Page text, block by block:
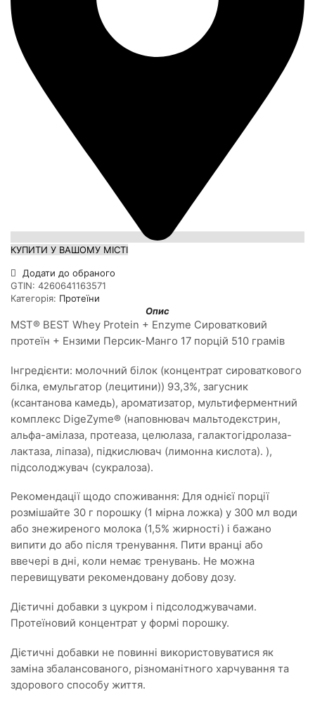
КУПИТИ У ВАШОМУ МІСТІ
Додати до обраного
GTIN: 4260641163571
Категорія: Протеїни
Опис
MST® BEST Whey Protein + Enzyme Сироватковий
протеїн + Ензими Персик-Манго 17 порцій 510 грамів
Інгредієнти: молочний білок (концентрат сироваткового
білка, емульгатор (лецитини)) 93,3%, загусник
(ксантанова камедь), ароматизатор, мультиферментний
комплекс DigeZyme® (наповнювач мальтодекстрин,
альфа-амілаза, протеаза, целюлаза, галактогідролаза-
лактаза, ліпаза), підкислювач (лимонна кислота). ),
підсолоджувач (сукралоза).
Рекомендації щодо споживання: Для однієї порції
розмішайте 30 г порошку (1 мірна ложка) у 300 мл води
або знежиреного молока (1,5% жирності) і бажано
випити до або після тренування. Пити вранці або
ввечері в дні, коли немає тренувань. Не можна
перевищувати рекомендовану добову дозу.
Дієтичні добавки з цукром і підсолоджувачами.
Протеїновий концентрат у формі порошку.
Дієтичні добавки не повинні використовуватися як
заміна збалансованого, різноманітного харчування та
здорового способу життя.